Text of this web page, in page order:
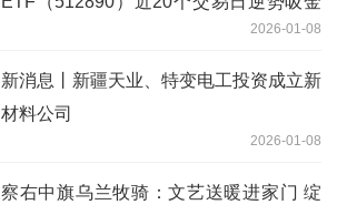
2026-01-08
新消息丨新疆天业、特变电工投资成立新
材料公司
2026-01-08
察右中旗乌兰牧骑：文艺送暖进家门 绽